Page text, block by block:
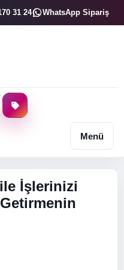
31 24 WhatsApp Sipariş
Menü
İşlerinizi